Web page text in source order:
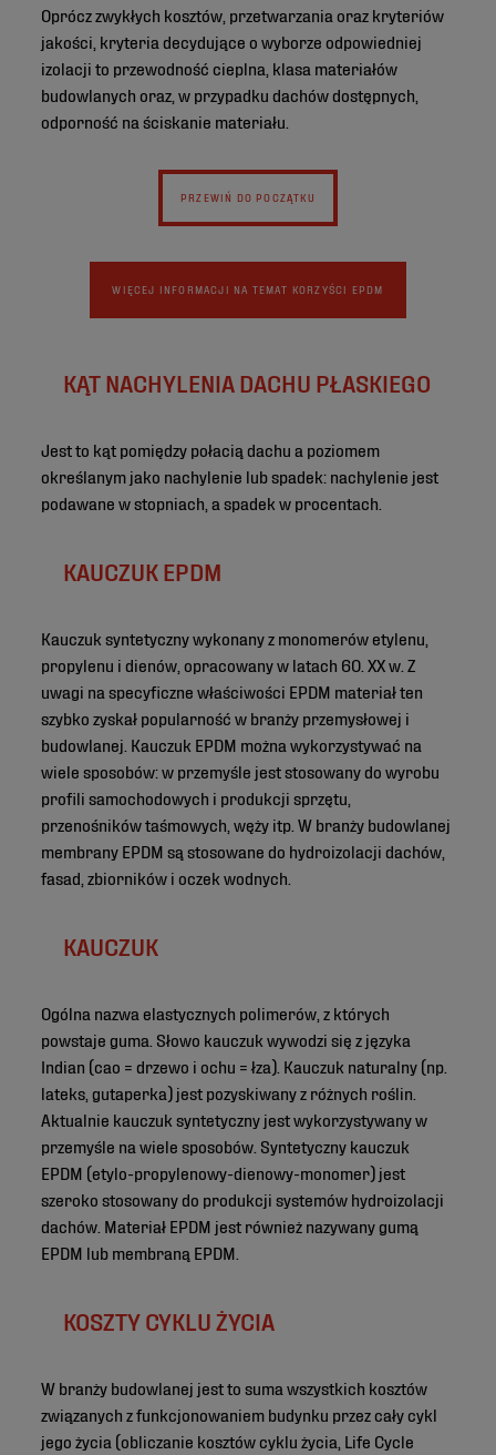
Oprócz zwykłych kosztów, przetwarzania oraz kryteriów
jakości, kryteria decydujące o wyborze odpowiedniej
izolacji to przewodność cieplna, klasa materiałów
budowlanych oraz, w przypadku dachów dostępnych,
odporność na ściskanie materiału.
PRZEWIŃ DO POCZĄTKU
WIĘCEJ INFORMACJI NA TEMAT KORZYŚCI EPDM
KĄT NACHYLENIA DACHU PŁASKIEGO
Jest to kąt pomiędzy połacią dachu a poziomem
określanym jako nachylenie lub spadek: nachylenie jest
podawane w stopniach, a spadek w procentach.
KAUCZUK EPDM
Kauczuk syntetyczny wykonany z monomerów etylenu,
propylenu i dienów, opracowany w latach 60. XX w. Z
uwagi na specyficzne właściwości EPDM materiał ten
szybko zyskał popularność w branży przemysłowej i
budowlanej. Kauczuk EPDM można wykorzystywać na
wiele sposobów: w przemyśle jest stosowany do wyrobu
profili samochodowych i produkcji sprzętu,
przenośników taśmowych, węży itp. W branży budowlanej
membrany EPDM są stosowane do hydroizolacji dachów,
fasad, zbiorników i oczek wodnych.
KAUCZUK
Ogólna nazwa elastycznych polimerów, z których
powstaje guma. Słowo kauczuk wywodzi się z języka
Indian (cao = drzewo i ochu = łza). Kauczuk naturalny (np.
lateks, gutaperka) jest pozyskiwany z różnych roślin.
Aktualnie kauczuk syntetyczny jest wykorzystywany w
przemyśle na wiele sposobów. Syntetyczny kauczuk
EPDM (etylo-propylenowy-dienowy-monomer) jest
szeroko stosowany do produkcji systemów hydroizolacji
dachów. Materiał EPDM jest również nazywany gumą
EPDM lub membraną EPDM.
KOSZTY CYKLU ŻYCIA
W branży budowlanej jest to suma wszystkich kosztów
związanych z funkcjonowaniem budynku przez cały cykl
jego życia (obliczanie kosztów cyklu życia, Life Cycle